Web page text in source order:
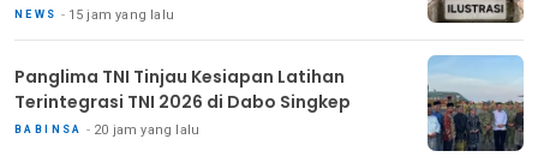
NEWS 15 jam yang lalu
Panglima TNI Tinjau Kesiapan Latihan
Terintegrasi TNI 2026 di Dabo Singkep
BABINSA 20 jam yang lalu